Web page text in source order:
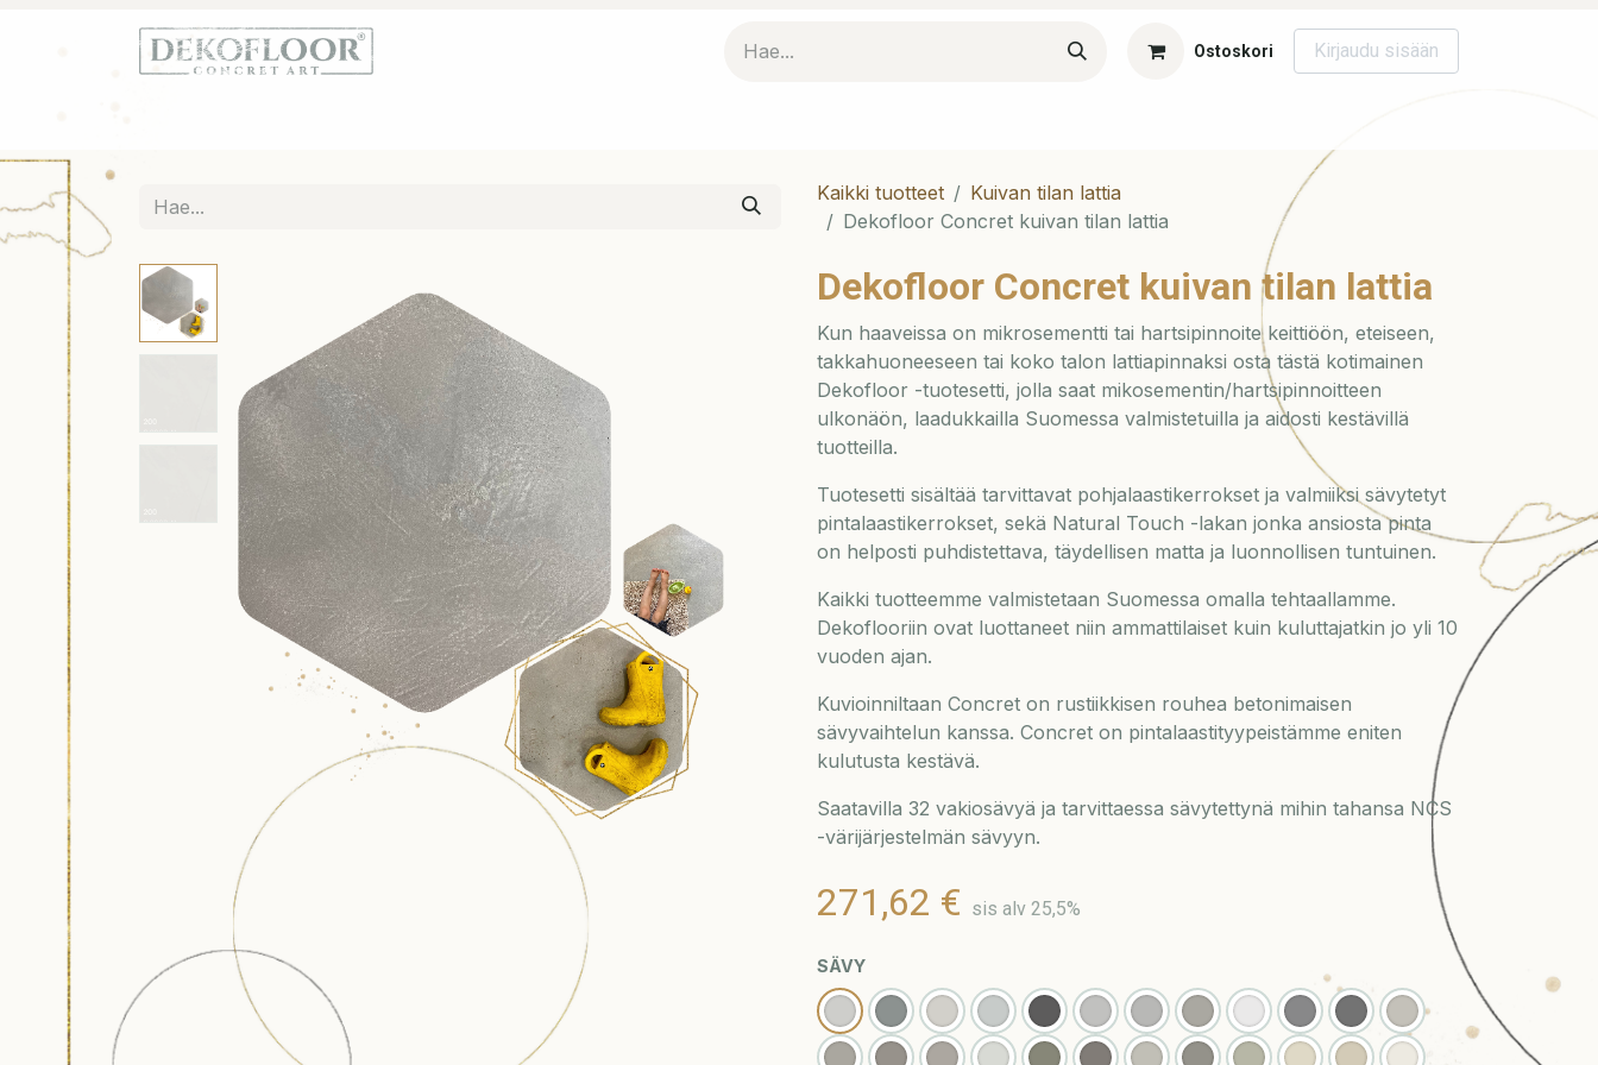
Ostoskori Kirjaudu sisään
Kaikki tuotteet
Kuivan tilan lattia
Dekofloor Concret kuivan tilan lattia
Dekofloor Concret kuivan tilan lattia
Kun haaveissa on mikrosementti tai hartsipinnoite keittiöön, eteiseen,
takkahuoneeseen tai koko talon lattiapinnaksi osta tästä kotimainen
Dekofloor -tuotesetti, jolla saat mikosementin/hartsipinnoitteen
ulkonäön, laadukkailla Suomessa valmistetuilla ja aidosti kestävillä
tuotteilla.
Tuotesetti sisältää tarvittavat pohjalaastikerrokset ja valmiiksi sävytetyt
pintalaastikerrokset, sekä Natural Touch -lakan jonka ansiosta pinta
on helposti puhdistettava, täydellisen matta ja luonnollisen tuntuinen.
Kaikki tuotteemme valmistetaan Suomessa omalla tehtaallamme.
Dekoflooriin ovat luottaneet niin ammattilaiset kuin kuluttajatkin jo yli 10
vuoden ajan.
Kuvioinniltaan Concret on rustiikkisen rouhea betonimaisen
sävyvaihtelun kanssa. Concret on pintalaastityypeistämme eniten
kulutusta kestävä.
Saatavilla 32 vakiosävyä ja tarvittaessa sävytettynä mihin tahansa NCS
-värijärjestelmän sävyyn.
271,62 € sis alv 25,5%
SÄVY